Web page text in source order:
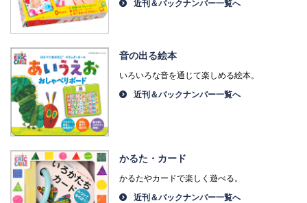
近刊＆バックナンバー一覧へ
音の出る絵本
いろいろな音を通じて楽しめる絵本。
近刊＆バックナンバー一覧へ
かるた・カード
かるたやカードで楽しく遊べる。
近刊＆バックナンバー一覧へ